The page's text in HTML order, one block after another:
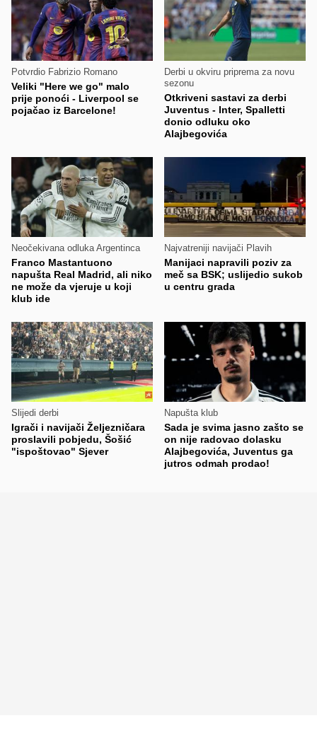
Potvrdio Fabrizio Romano
Veliki "Here we go" malo
prije ponoći - Liverpool se
pojačao iz Barcelone!
Derbi u okviru priprema za novu
sezonu
Otkriveni sastavi za derbi
Juventus - Inter, Spalletti
donio odluku oko
Alajbegovića
Neočekivana odluka Argentinca
Franco Mastantuono
napušta Real Madrid, ali niko
ne može da vjeruje u koji
klub ide
Najvatreniji navijači Plavih
Manijaci napravili poziv za
meč sa BSK; uslijedio sukob
u centru grada
Slijedi derbi
Igrači i navijači Željezničara
proslavili pobjedu, Šošić
"ispoštovao" Sjever
Napušta klub
Sada je svima jasno zašto se
on nije radovao dolasku
Alajbegovića, Juventus ga
jutros odmah prodao!